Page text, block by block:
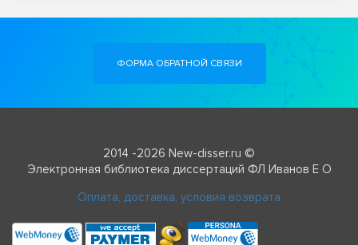
ФОРМА ОБРАТНОЙ СВЯЗИ
2014 -2026 New-disser.ru ©
Электронная библиотека диссертаций ФЛ Иванов Е О
Оплата, доставка, условия возврата